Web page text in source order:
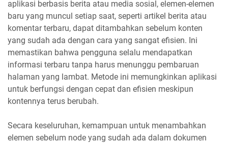
aplikasi berbasis berita atau media sosial, elemen-elemen
baru yang muncul setiap saat, seperti artikel berita atau
komentar terbaru, dapat ditambahkan sebelum konten
yang sudah ada dengan cara yang sangat efisien. Ini
memastikan bahwa pengguna selalu mendapatkan
informasi terbaru tanpa harus menunggu pembaruan
halaman yang lambat. Metode ini memungkinkan aplikasi
untuk berfungsi dengan cepat dan efisien meskipun
kontennya terus berubah.
Secara keseluruhan, kemampuan untuk menambahkan
elemen sebelum node yang sudah ada dalam dokumen